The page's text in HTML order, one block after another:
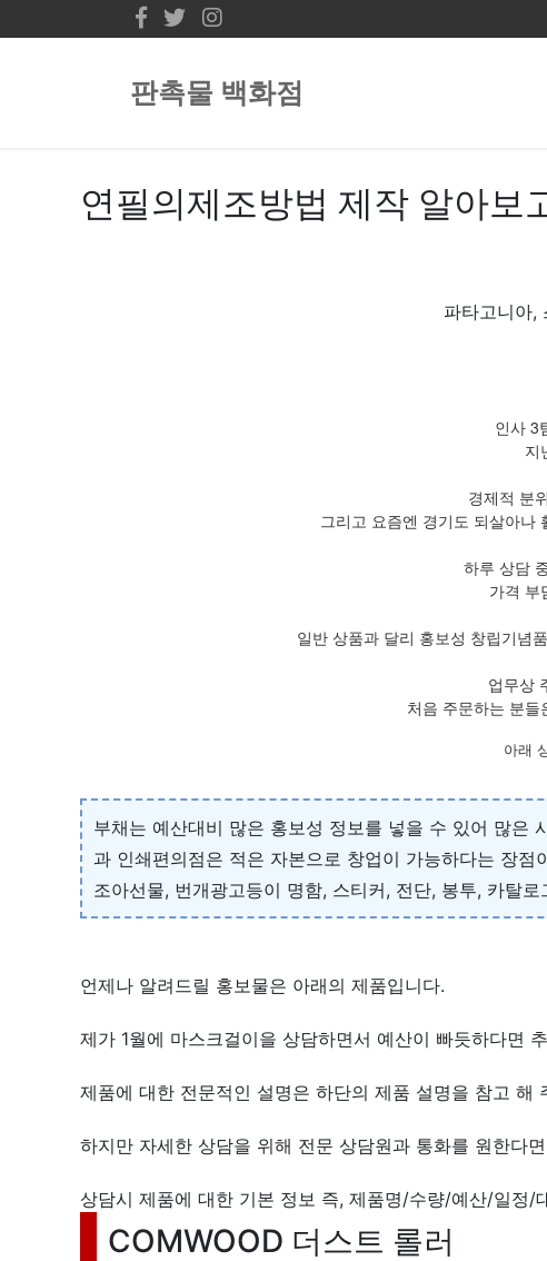
판촉물 백화점
연필의제조방법 제작 알아
파타고니아,
인사 3
지
경제적 분
그리고 요즘엔 경기도 되살아나
하루 상담
가격 부
일반 상품과 달리 홍보성 창립기념
업무상
처음 주문하는 분
아래
부채는 예산대비 많은 홍보성 정보를 넣을 수 있어 많은
과 인쇄편의점은 적은 자본으로 창업이 가능하다는 장점
조아선물, 번개광고등이 명함, 스티커, 전단, 봉투, 카탈
언제나 알려드릴 홍보물은 아래의 제품입니다.
제가 1월에 마스크걸이을 상담하면서 예산이 빠듯하다면
제품에 대한 전문적인 설명은 하단의 제품 설명을 참고 해
하지만 자세한 상담을 위해 전문 상담원과 통화를 원한다
상담시 제품에 대한 기본 정보 즉, 제품명/수량/예산/일정
COMWOOD 더스트 롤러